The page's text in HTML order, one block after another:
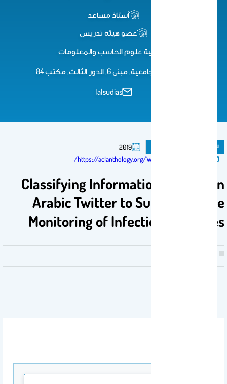
أستاذ مساعد
عضو هيئة تدريس
كلية علوم الحاسب والمعلومات
المدينة الجامعية, مبنى 6, الدور الثالث, مكتب 84
lalsudias
المنشورات
2019
https://aclanthology.org/W19-5604/
Classifying Information Sources in
Arabic Twitter to Support Online
Monitoring of Infectious Diseases